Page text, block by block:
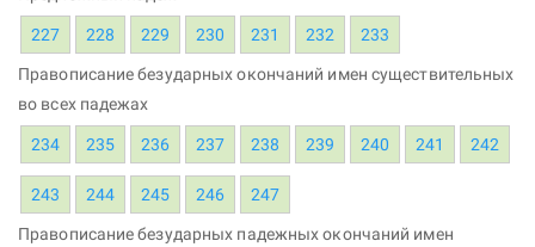
227 228 229 230 231 232 233
Правописание безударных окончаний имен существительных
во всех падежах
234 235 236 237 238 239 240 241 242
243 244 245 246 247
Правописание безударных падежных окончаний имен